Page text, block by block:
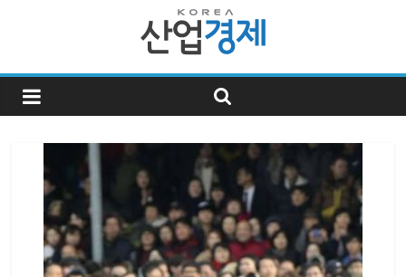
한
국
산
업